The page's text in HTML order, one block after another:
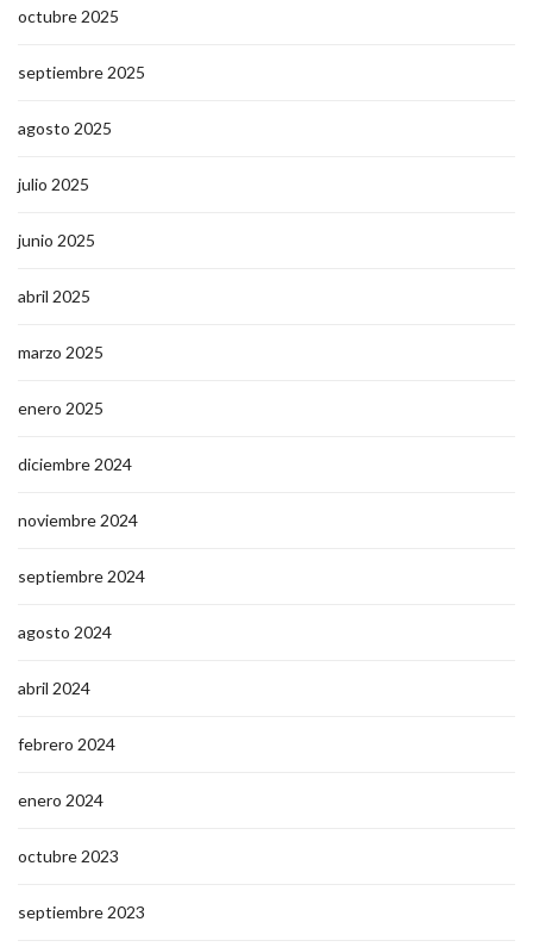
octubre 2025
septiembre 2025
agosto 2025
julio 2025
junio 2025
abril 2025
marzo 2025
enero 2025
diciembre 2024
noviembre 2024
septiembre 2024
agosto 2024
abril 2024
febrero 2024
enero 2024
octubre 2023
septiembre 2023